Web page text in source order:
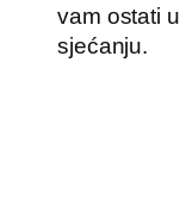
vam ostati u
sjećanju.